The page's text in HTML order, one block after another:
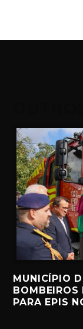
MUNICÍPIO
BOMBEIROS
PARA EPIS